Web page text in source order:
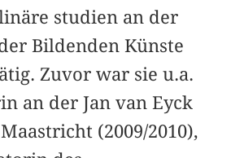
studien an der
Bildenden Künste
Zuvor war sie u.a.
an der Jan van Eyck
(2009/2010),